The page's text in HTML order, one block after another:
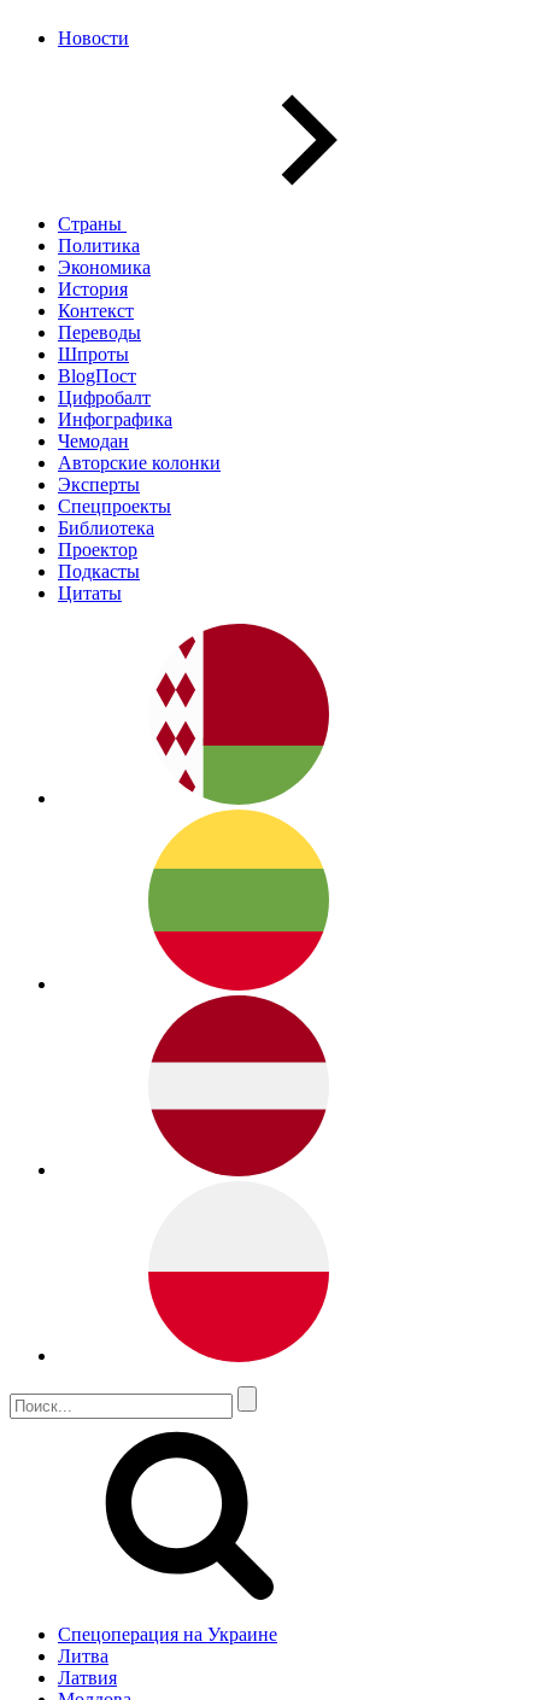
Новости
Страны
Политика
Экономика
История
Контекст
Переводы
Шпроты
BlogПост
Цифробалт
Инфографика
Чемодан
Авторские колонки
Эксперты
Спецпроекты
Библиотека
Проектор
Подкасты
Цитаты
Спецоперация на Украине
Литва
Латвия